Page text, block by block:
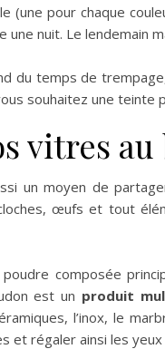
(une pour chaque
nuit. Le lendemain
du temps de
souhaitez une teinte
vitres
un moyen de
œufs et tout
composée
est un produit
l’inox, le
et régaler ainsi les